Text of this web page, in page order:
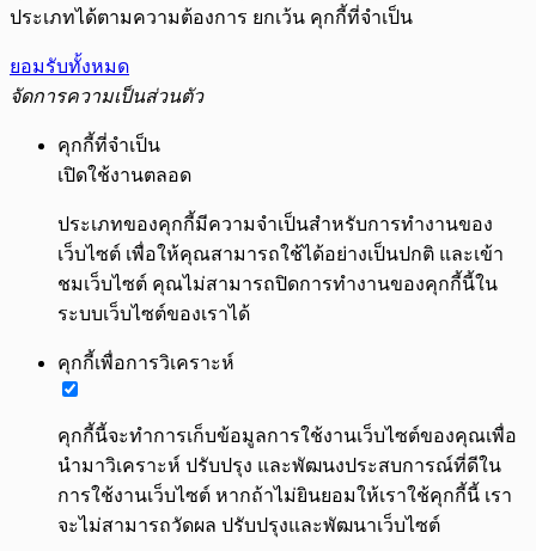
ประเภทได้ตามความต้องการ ยกเว้น คุกกี้ที่จำเป็น
ยอมรับทั้งหมด
จัดการความเป็นส่วนตัว
คุกกี้ที่จำเป็น
เปิดใช้งานตลอด
ประเภทของคุกกี้มีความจำเป็นสำหรับการทำงานของ
เว็บไซต์ เพื่อให้คุณสามารถใช้ได้อย่างเป็นปกติ และเข้า
ชมเว็บไซต์ คุณไม่สามารถปิดการทำงานของคุกกี้นี้ใน
ระบบเว็บไซต์ของเราได้
คุกกี้เพื่อการวิเคราะห์
คุกกี้นี้จะทำการเก็บข้อมูลการใช้งานเว็บไซต์ของคุณเพื่อ
นำมาวิเคราะห์ ปรับปรุง และพัฒนงประสบการณ์ที่ดีใน
การใช้งานเว็บไซต์ หากถ้าไม่ยินยอมให้เราใช้คุกกี้นี้ เรา
จะไม่สามารถวัดผล ปรับปรุงและพัฒนาเว็บไซต์